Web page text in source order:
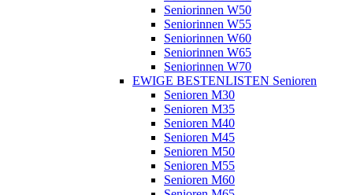
Seniorinnen W50
Seniorinnen W55
Seniorinnen W60
Seniorinnen W65
Seniorinnen W70
EWIGE BESTENLISTEN Senioren
Senioren M30
Senioren M35
Senioren M40
Senioren M45
Senioren M50
Senioren M55
Senioren M60